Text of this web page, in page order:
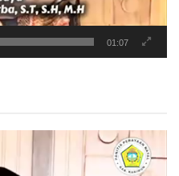
01:07